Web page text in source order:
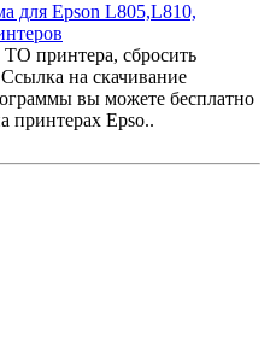
для Epson L805,L810,
принтера, сбросить
на скачивание
вы можете бесплатно
принтерах Epso..